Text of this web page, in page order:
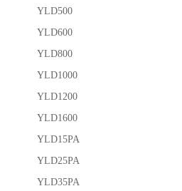
YLD500
YLD600
YLD800
YLD1000
YLD1200
YLD1600
YLD15PA
YLD25PA
YLD35PA